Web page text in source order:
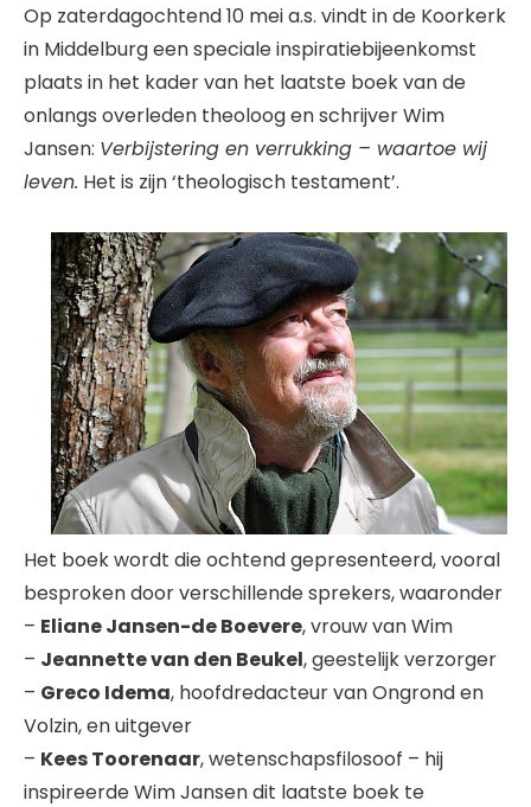
Op zaterdagochtend 10 mei a.s. vindt in de Koorkerk
in Middelburg een speciale inspiratiebijeenkomst
plaats in het kader van het laatste boek van de
onlangs overleden theoloog en schrijver Wim
Jansen: Verbijstering en verrukking – waartoe wij
leven. Het is zijn ‘theologisch testament’.
Het boek wordt die ochtend gepresenteerd, vooral
besproken door verschillende sprekers, waaronder
– Eliane Jansen-de Boevere, vrouw van Wim
– Jeannette van den Beukel, geestelijk verzorger
– Greco Idema, hoofdredacteur van Ongrond en
Volzin, en uitgever
– Kees Toorenaar, wetenschapsfilosoof – hij
inspireerde Wim Jansen dit laatste boek te